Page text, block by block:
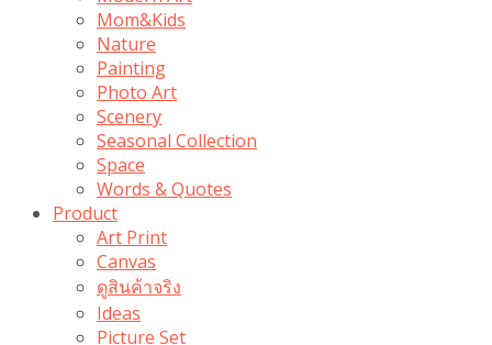
Mom&Kids
Nature
Painting
Photo Art
Scenery
Seasonal Collection
Space
Words & Quotes
Product
Art Print
Canvas
ดูสินค้าจริง
Ideas
Picture Set